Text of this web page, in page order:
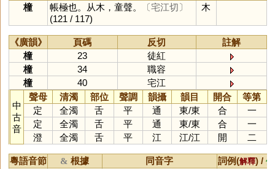
橦
帳極也。从木，童聲。
〔宅江切〕
(121 / 117)
木
《廣韻》 頁碼 反切
註解
橦
23
徒紅
橦
34
職容
橦
40 宅江
中
古
音
聲母 清濁 部位 聲調 韻攝 韻目 開合
等第
定
全濁 舌 平 通 東/東 合
一
定
全濁 舌 平 通 東/東 合
一
澄
全濁 舌 平 江 江/江 開 二
粵語音節 & 根據 同音字 詞例(解釋) /